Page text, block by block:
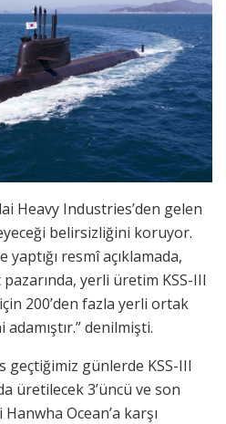
Heavy Industries’den gelen
belirsizliğini koruyor.
resmî açıklamada,
pazarında, yerli üretim KSS-III
200’den fazla yerli ortak
denilmişti.
geçtiğimiz günlerde KSS-III
üretilecek 3’üncü ve son
Ocean’a karşı